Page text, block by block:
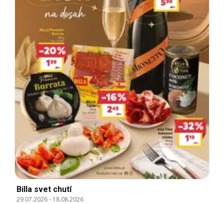
Billa svet chutí
29.07.2026- 18.08.2026